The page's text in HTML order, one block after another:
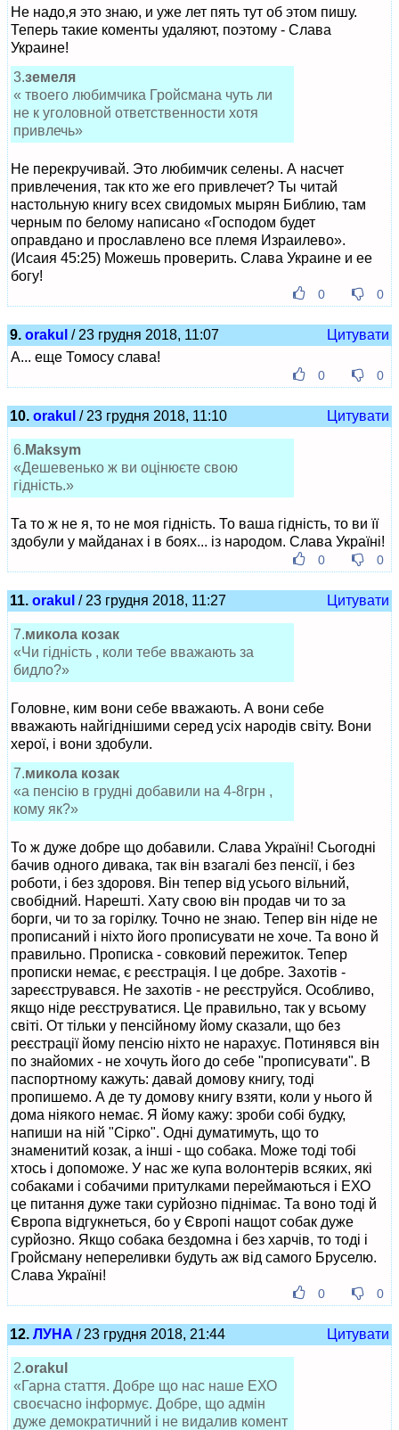
Не надо,я это знаю, и уже лет пять тут об этом пишу.
Теперь такие коменты удаляют, поэтому - Слава
Украине!
3.земеля
« твоего любимчика Гройсмана чуть ли
не к уголовной ответственности хотя
привлечь»
Не перекручивай. Это любимчик селены. А насчет
привлечения, так кто же его привлечет? Ты читай
настольную книгу всех свидомых мырян Библию, там
черным по белому написано «Господом будет
оправдано и прославлено все племя Израилево».
(Исаия 45:25) Можешь проверить. Слава Украине и ее
богу!
0 0
9. orakul / 23 грудня 2018, 11:07
Цитувати
А... еще Томосу слава!
0 0
10. orakul / 23 грудня 2018, 11:10 Цитувати
6. Maksym
«Дешевенько ж ви оцінюєте свою
гідність.»
Та то ж не я, то не моя гідність. То ваша гідність, то ви її
здобули у майданах і в боях... із народом. Слава Україні!
0 0
11. orakul / 23 грудня 2018, 11:27 Цитувати
7.микола козак
«Чи гідність , коли тебе вважають за
бидло?»
Головне, ким вони себе вважають. А вони себе
вважають найгіднішими серед усіх народів світу. Вони
херої, і вони здобули.
7.микола козак
«а пенсію в грудні добавили на 4-8грн ,
кому як?»
То ж дуже добре що добавили. Слава Україні! Сьогодні
бачив одного дивака, так він взагалі без пенсії, і без
роботи, і без здоровя. Він тепер від усього вільний,
свобідний. Нарешті. Хату свою він продав чи то за
борги, чи то за горілку. Точно не знаю. Тепер він ніде не
прописаний і ніхто його прописувати не хоче. Та воно й
правильно. Прописка - совковий пережиток. Тепер
прописки немає, є реєстрація. І це добре. Захотів -
зареєструвався. Не захотів - не реєструйся. Особливо,
якщо ніде реєструватися. Це правильно, так у всьому
світі. От тільки у пенсійному йому сказали, що без
реєстрації йому пенсію ніхто не нарахує. Потинявся він
по знайомих - не хочуть його до себе "прописувати". В
паспортному кажуть: давай домову книгу, тоді
пропишемо. А де ту домову книгу взяти, коли у нього й
дома ніякого немає. Я йому кажу: зроби собі будку,
напиши на ній "Сірко". Одні думатимуть, що то
знаменитий козак, а інші - що собака. Може тоді тобі
хтось і допоможе. У нас же купа волонтерів всяких, які
собаками і собачими притулками переймаються і ЕХО
це питання дуже таки сурйозно піднімає. Та воно тоді й
Європа відгукнеться, бо у Європі нащот собак дуже
сурйозно. Якщо собака бездомна і без харчів, то тоді і
Гройсману непереливки будуть аж від самого Бруселю.
Слава Україні!
0 0
12. ЛУНА / 23 грудня 2018, 21:44 Цитувати
2.orakul
«Гарна стаття. Добре що нас наше ЕХО
своєчасно інформує. Добре, що адмін
дуже демократичний і не видалив комент